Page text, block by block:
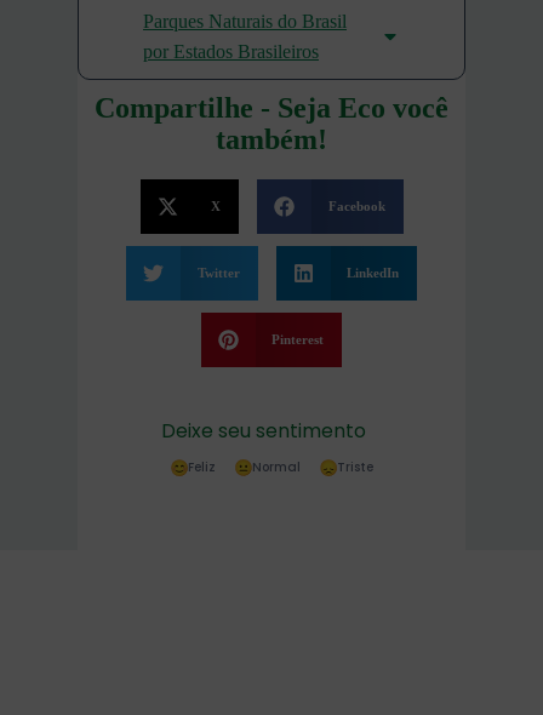
Parques Naturais do Brasil
por Estados Brasileiros
Compartilhe - Seja Eco você
também!
X Facebook
Twitter LinkedIn
Pinterest
Deixe seu sentimento
Feliz Normal Triste